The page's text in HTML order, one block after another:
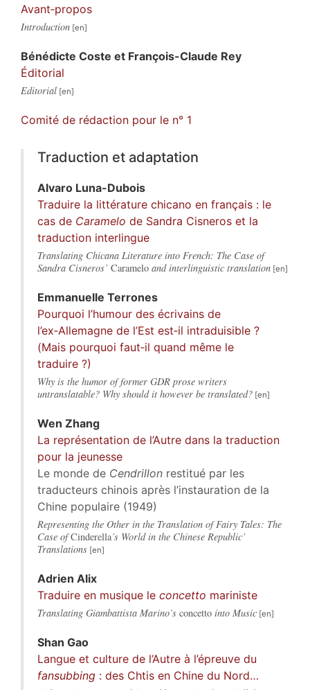
Avant‑propos
Introduction
Bénédicte Coste et François-Claude Rey
Éditorial
Editorial
Comité de rédaction pour le n° 1
Traduction et adaptation
Alvaro Luna-Dubois
Traduire la littérature chicano en français : le
cas de Caramelo de Sandra Cisneros et la
traduction interlingue
Translating Chicana Literature into French: The Case of
Sandra Cisneros’ Caramelo and interlinguistic translation
Emmanuelle Terrones
Pourquoi l’humour des écrivains de
l’ex‑Allemagne de l’Est est‑il intraduisible ?
(Mais pourquoi faut‑il quand même le
traduire ?)
Why is the humor of former GDR prose writers
untranslatable? Why should it however be translated?
Wen Zhang
La représentation de l’Autre dans la traduction
pour la jeunesse
Le monde de Cendrillon restitué par les
traducteurs chinois après l’instauration de la
Chine populaire (1949)
Representing the Other in the Translation of Fairy Tales: The
Case ofCinderella’s World in the Chinese Republic’
Translations
Adrien Alix
Traduire en musique le concetto mariniste
Translating Giambattista Marino’s concetto into Music
Shan Gao
Langue et culture de l’Autre à l’épreuve du
fansubbing : des Chtis en Chine du Nord…